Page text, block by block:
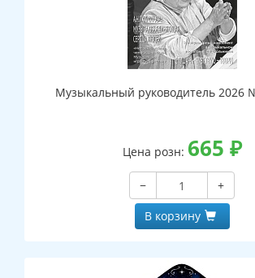
Музыкальный руководитель 2026
Цена розн: 665 ₽
−
+
В корзину